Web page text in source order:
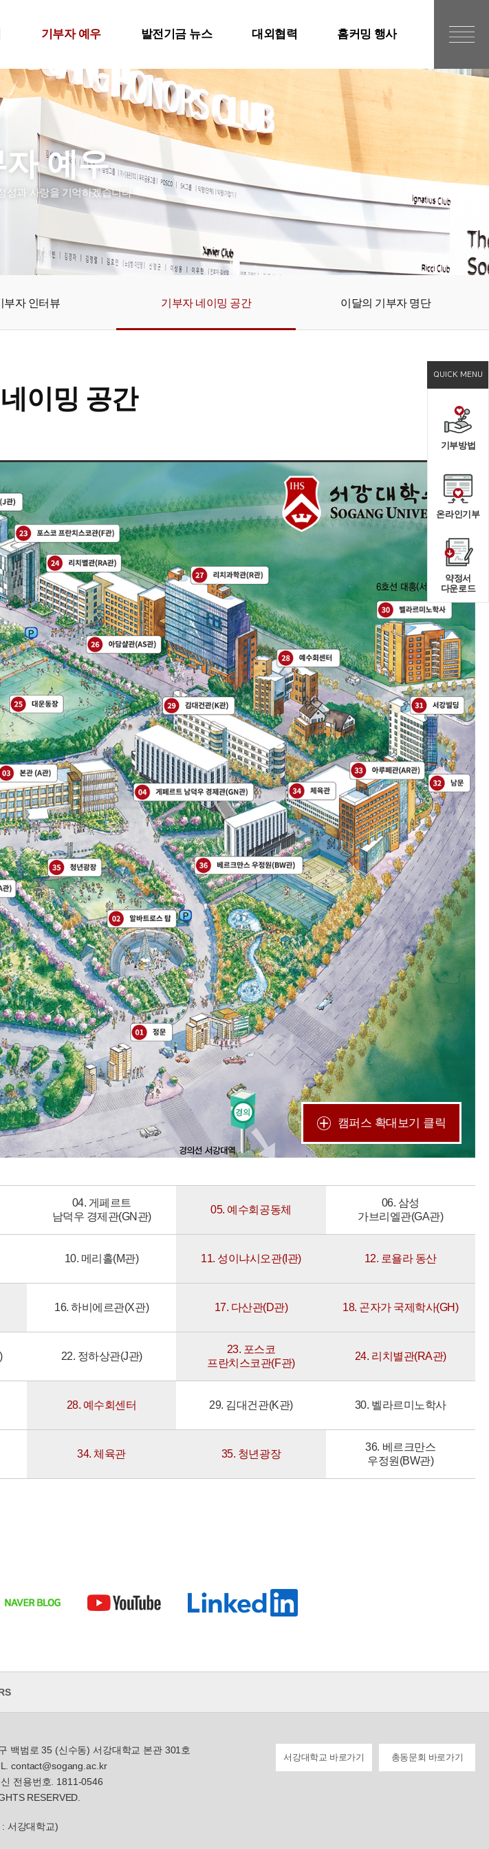
기부자 예우
기부자 예우 프로그램
기부자 인터뷰
기부자 네이밍 공간
이달의 기부자 명단
발전기금 뉴스
총장 인사말
학교/기부뉴스
발전기금 간행물
대외협력
대외교류처 소개
공지사항
후원의 집/협력업체
서강와인
서강이음
홈커밍 행사
96학번 홈커밍
행사자료
96학번 포토갤러리
95학번 홈커밍
행사자료
역대 홈커밍 행사자료
역대 홈커밍 행사사진
예우
성과 사랑을 기억하겠습니다
부자 인터뷰 기부자 네이밍 공간 이달의 기부자 명단
이밍 공간
캠퍼스 확대보기 클릭
04. 게페르트
남덕우 경제관(GN관)
05. 예수회공동체
06. 삼성
가브리엘관(GA관)
10. 메리홀(M관) 11. 성이냐시오관(I관) 12. 로욜라 동산
16. 하비에르관(X관) 17. 다산관(D관) 18. 곤자가 국제학사(GH)
22. 정하상관(J관)
23. 포스코
프란치스코관(F관)
24. 리치별관(RA관)
28. 예수회센터 29. 김대건관(K관) 30. 벨라르미노학사
34. 체육관 35. 청년광장
36. 베르크만스
우정원(BW관)
QUICK MENU
기부방법
온라인기부
약정서
다운로드
백범로 35 (신수동) 서강대학교 본관 301호
contact@sogang.ac.kr
전용번호. 1811-0546
RESERVED.
서강대학교)
서강대학교 바로가기 총동문회 바로가기